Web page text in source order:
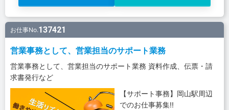
お仕事No.137421
営業事務として、営業担当のサポート業務
営業事務として、営業担当のサポート業務 資料作成、伝票・請
求書発行など
【サポート事務】岡山駅周辺
でのお仕事募集!!